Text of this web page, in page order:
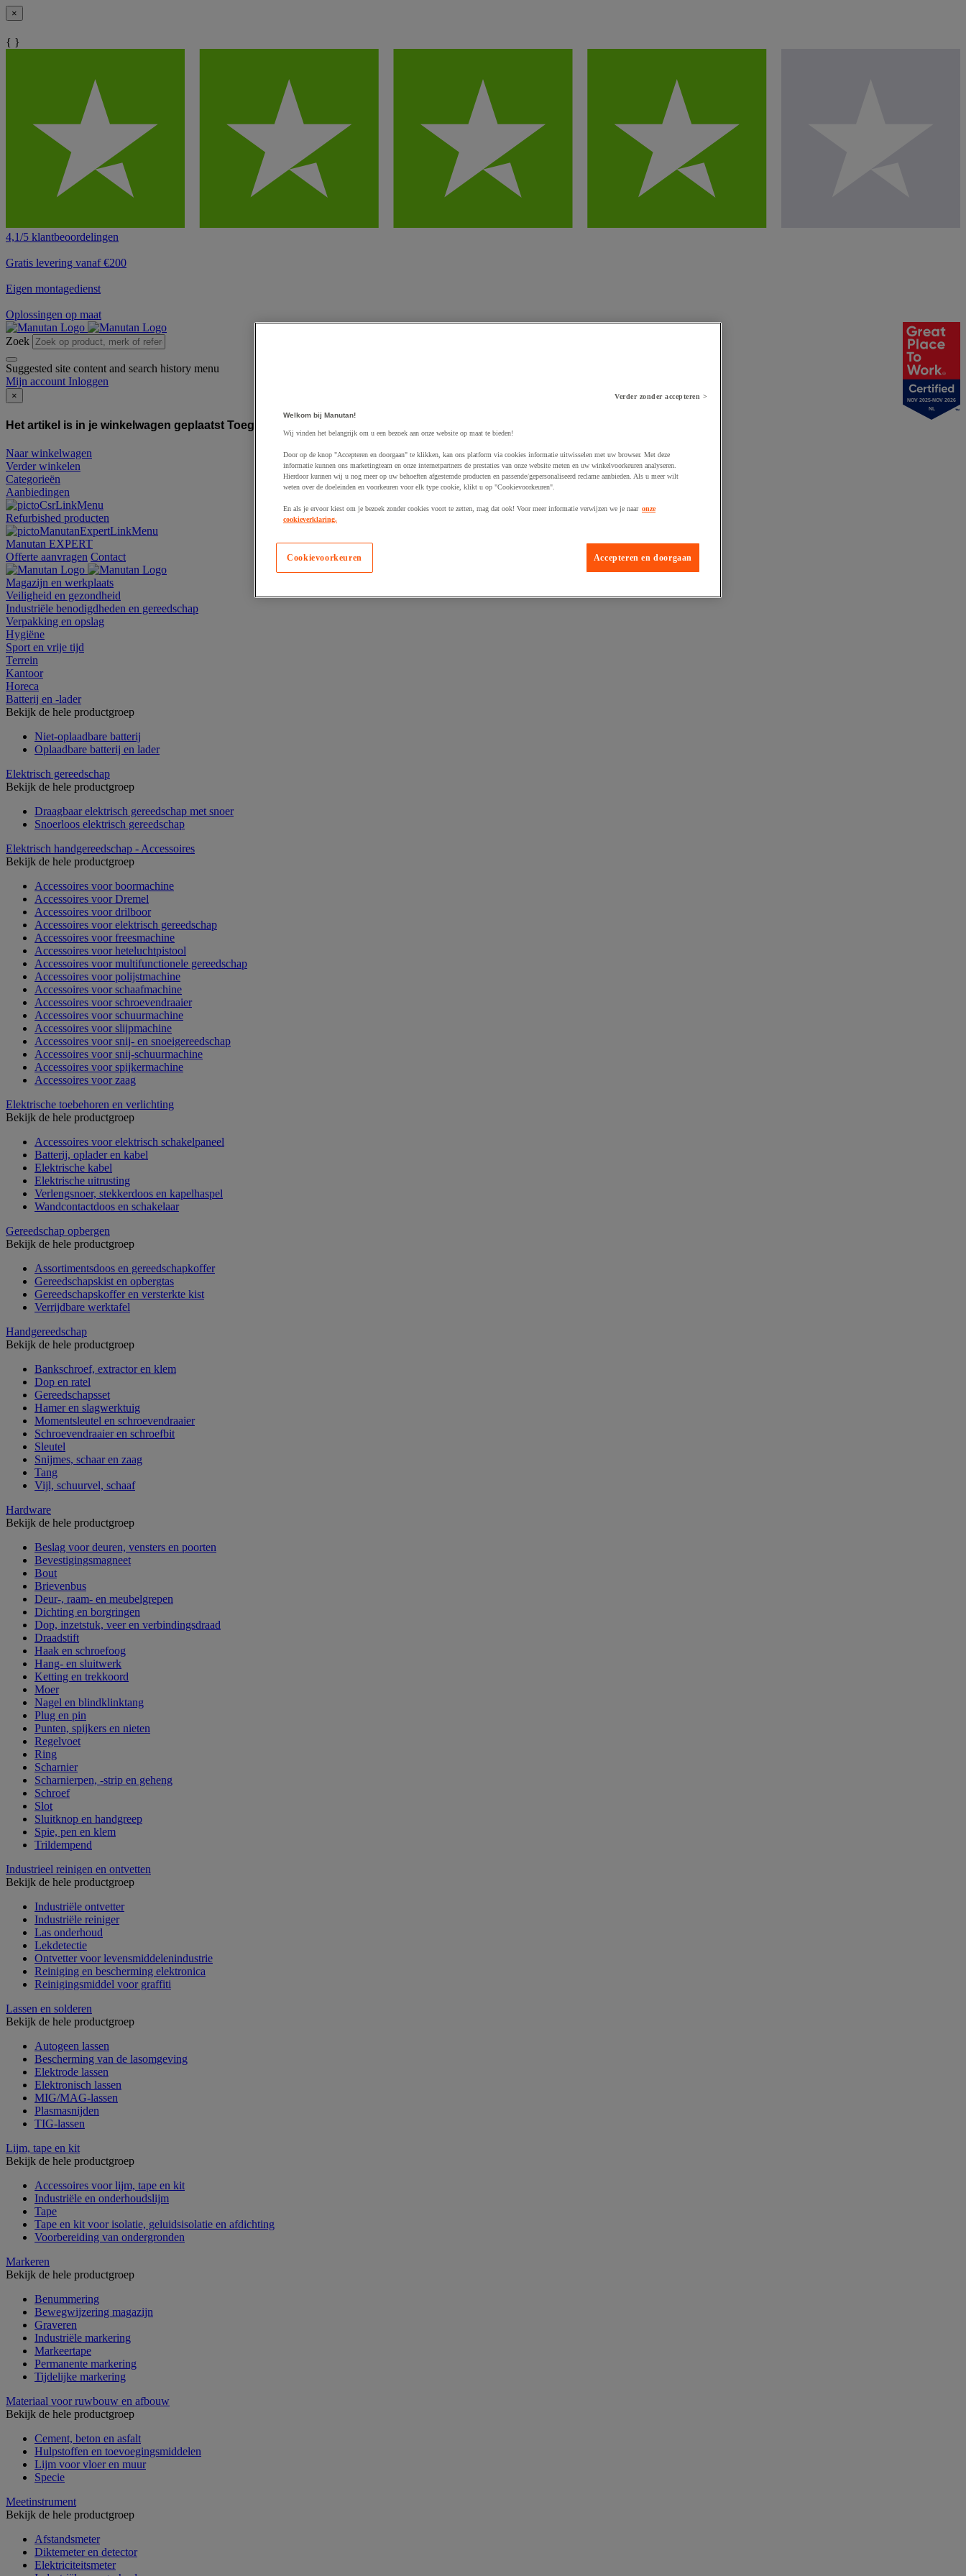
×
{ }
4,1/5 klantbeoordelingen
Gratis levering vanaf €200
Eigen montagedienst
Oplossingen op maat
Zoek
Suggested site content and search history menu
Mijn account Inloggen
×
Het artikel is in je winkelwagen geplaatst Toegevoegd aan winkelwagen
Naar winkelwagen
Verder winkelen
Categorieën
Aanbiedingen
Refurbished producten
Manutan EXPERT
Offerte aanvragen Contact
Magazijn en werkplaats
Veiligheid en gezondheid
Industriële benodigdheden en gereedschap
Verpakking en opslag
Hygiëne
Sport en vrije tijd
Terrein
Kantoor
Horeca
Batterij en -lader
Bekijk de hele productgroep
Niet-oplaadbare batterij
Oplaadbare batterij en lader
Elektrisch gereedschap
Bekijk de hele productgroep
Draagbaar elektrisch gereedschap met snoer
Snoerloos elektrisch gereedschap
Elektrisch handgereedschap - Accessoires
Bekijk de hele productgroep
Accessoires voor boormachine
Accessoires voor Dremel
Accessoires voor drilboor
Accessoires voor elektrisch gereedschap
Accessoires voor freesmachine
Accessoires voor heteluchtpistool
Accessoires voor multifunctionele gereedschap
Accessoires voor polijstmachine
Accessoires voor schaafmachine
Accessoires voor schroevendraaier
Accessoires voor schuurmachine
Accessoires voor slijpmachine
Accessoires voor snij- en snoeigereedschap
Accessoires voor snij-schuurmachine
Accessoires voor spijkermachine
Accessoires voor zaag
Elektrische toebehoren en verlichting
Bekijk de hele productgroep
Accessoires voor elektrisch schakelpaneel
Batterij, oplader en kabel
Elektrische kabel
Elektrische uitrusting
Verlengsnoer, stekkerdoos en kapelhaspel
Wandcontactdoos en schakelaar
Gereedschap opbergen
Bekijk de hele productgroep
Assortimentsdoos en gereedschapkoffer
Gereedschapskist en opbergtas
Gereedschapskoffer en versterkte kist
Verrijdbare werktafel
Handgereedschap
Bekijk de hele productgroep
Bankschroef, extractor en klem
Dop en ratel
Gereedschapsset
Hamer en slagwerktuig
Momentsleutel en schroevendraaier
Schroevendraaier en schroefbit
Sleutel
Snijmes, schaar en zaag
Tang
Vijl, schuurvel, schaaf
Hardware
Bekijk de hele productgroep
Beslag voor deuren, vensters en poorten
Bevestigingsmagneet
Bout
Brievenbus
Deur-, raam- en meubelgrepen
Dichting en borgringen
Dop, inzetstuk, veer en verbindingsdraad
Draadstift
Haak en schroefoog
Hang- en sluitwerk
Ketting en trekkoord
Moer
Nagel en blindklinktang
Plug en pin
Punten, spijkers en nieten
Regelvoet
Ring
Scharnier
Scharnierpen, -strip en geheng
Schroef
Slot
Sluitknop en handgreep
Spie, pen en klem
Trildempend
Industrieel reinigen en ontvetten
Bekijk de hele productgroep
Industriële ontvetter
Industriële reiniger
Las onderhoud
Lekdetectie
Ontvetter voor levensmiddelenindustrie
Reiniging en bescherming elektronica
Reinigingsmiddel voor graffiti
Lassen en solderen
Bekijk de hele productgroep
Autogeen lassen
Bescherming van de lasomgeving
Elektrode lassen
Elektronisch lassen
MIG/MAG-lassen
Plasmasnijden
TIG-lassen
Lijm, tape en kit
Bekijk de hele productgroep
Accessoires voor lijm, tape en kit
Industriële en onderhoudslijm
Tape
Tape en kit voor isolatie, geluidsisolatie en afdichting
Voorbereiding van ondergronden
Markeren
Bekijk de hele productgroep
Benummering
Bewegwijzering magazijn
Graveren
Industriële markering
Markeertape
Permanente markering
Tijdelijke markering
Materiaal voor ruwbouw en afbouw
Bekijk de hele productgroep
Cement, beton en asfalt
Hulpstoffen en toevoegingsmiddelen
Lijm voor vloer en muur
Specie
Meetinstrument
Bekijk de hele productgroep
Afstandsmeter
Diktemeter en detector
Elektriciteitsmeter
NOV 2025-NOV 2026
NL
Verder zonder accepteren >
Welkom bij Manutan!
Wij vinden het belangrijk om u een bezoek aan onze website op maat te bieden!
Door op de knop "Accepteren en doorgaan" te klikken, kan ons platform via cookies informatie uitwisselen met uw browser. Met deze
informatie kunnen ons marketingteam en onze internetpartners de prestaties van onze website meten en uw winkelvoorkeuren analyseren.
Hierdoor kunnen wij u nog meer op uw behoeften afgestemde producten en passende/gepersonaliseerd reclame aanbieden. Als u meer wilt
weten over de doeleinden en voorkeuren voor elk type cookie, klikt u op "Cookievoorkeuren".
En als je ervoor kiest om je bezoek zonder cookies voort te zetten, mag dat ook! Voor meer informatie verwijzen we je naar onze
cookieverklaring.
Accepteren en doorgaan
Cookievoorkeuren